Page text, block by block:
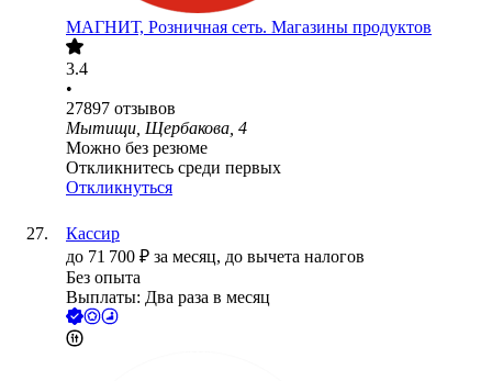
МАГНИТ, Розничная сеть. Магазины продуктов
3.4
•
27897 отзывов
Мытищи, Щербакова, 4
Можно без резюме
Откликнитесь среди первых
Откликнуться
Кассир
до 71 700 ₽ за месяц, до вычета налогов
Без опыта
Выплаты: Два раза в месяц